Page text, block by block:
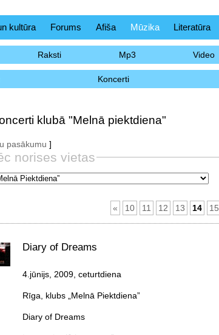
kultūra Forums Afiša Mūzika Literatūra
Raksti Mp3 Video
Koncerti
klubā "Melnā piektdiena"
pasākumu ]
norises vietas
« 10 11 12 13 14 15
Diary of Dreams
4.jūnijs, 2009, ceturtdiena
Rīga, klubs „Melnā Piektdiena”
Diary of Dreams